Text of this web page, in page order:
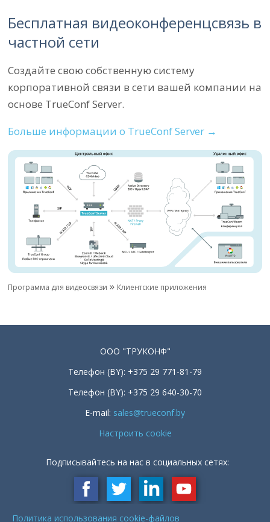
Бесплатная видеоконференцсвязь в
частной сети
Создайте свою собственную систему
корпоративной связи в сети вашей компании на
основе TrueConf Server.
Больше информации о TrueConf Server →
Программа для видеосвязи » Клиентские приложения
ООО "ТРУКОНФ"
Телефон (BY): +375 29 771-81-79
Телефон (BY): +375 29 640-30-70
E-mail: sales@trueconf.by
Настроить cookie
Подписывайтесь на нас в социальных сетях:
Политика использования cookie-файлов